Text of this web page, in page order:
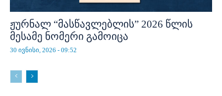
ჟურნალ “მასწავლებლის” 2026 წლის
მესამე ნომერი გამოიცა
30 ივნისი, 2026 - 09:52